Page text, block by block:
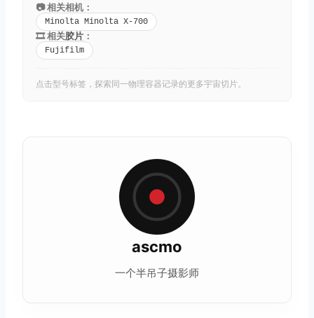
📷 相关相机：
Minolta Minolta X-700
🎞️ 相关胶片 ：
Fujifilm
点击型号标签，探索同一物理容器记录的更多宇宙切片。
ascmo
一个半吊子摄影师